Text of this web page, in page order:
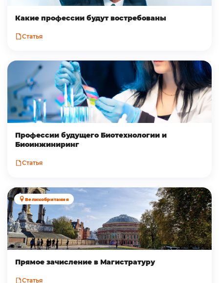
Какие профессии будут востребованы
Статья
Профессии будущего Биотехнологии и
Биоинжиниринг
Статья
Великобритания
Прямое зачисление в Магистратуру
Статья